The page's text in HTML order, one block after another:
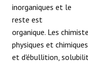
inorganiques et le
reste est
organique. Les
physiques et
et d'ébullition,